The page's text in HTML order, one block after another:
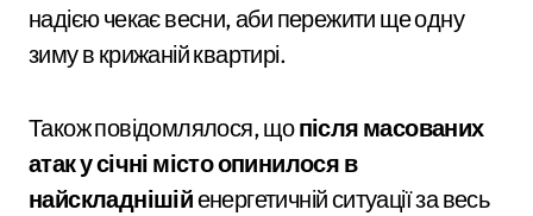
надією чекає весни, аби пережити ще одну
зиму в крижаній квартирі.
Також повідомлялося, щопісля масованих
атак у січні місто опинилося в
найскладнішійенергетичній ситуації за весь